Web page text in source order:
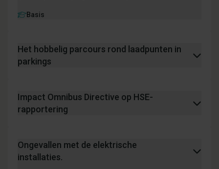
Basis
Het hobbelig parcours rond laadpunten in
parkings
Impact Omnibus Directive op HSE-
rapportering
Ongevallen met de elektrische
installaties.